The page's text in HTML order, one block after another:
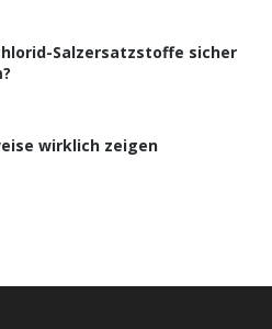
Salzersatzstoffe sicher
wirklich zeigen